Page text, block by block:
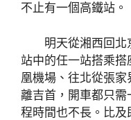
不止有一個高鐵站。
明天從湘西回
站中的任一站搭乘
凰機場、往北從張
離吉首，開車都只
程時間也不長。比及